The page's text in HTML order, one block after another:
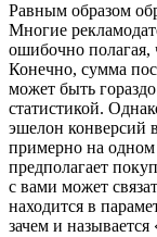
Равным образом
Многие
ошибочно полагая,
Конечно, сумма
может быть
статистикой.
эшелон конверсий
примерно на
предполагает
с вами может
находится в
зачем и